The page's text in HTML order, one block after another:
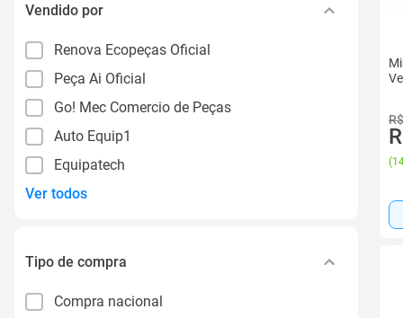
Vendido por
Renova Ecopeças Oficial
Peça Ai Oficial
Go! Mec Comercio de Peças
Auto Equip1
Equipatech
Ver todos
Tipo de compra
Compra nacional
(